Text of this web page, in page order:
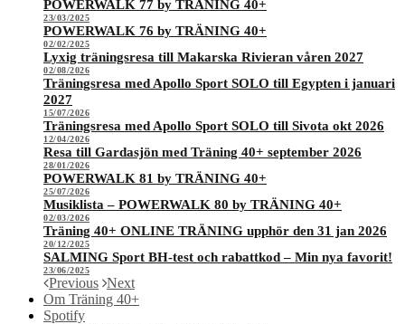
POWERWALK 77 by TRÄNING 40+
23/03/2025
POWERWALK 76 by TRÄNING 40+
02/02/2025
Lyxig träningsresa till Makarska Rivieran våren 2027
02/08/2026
Träningsresa med Apollo Sport SOLO till Egypten i januari
2027
15/07/2026
Träningsresa med Apollo Sport SOLO till Sivota okt 2026
12/04/2026
Resa till Gardasjön med Träning 40+ september 2026
28/01/2026
POWERWALK 81 by TRÄNING 40+
25/07/2026
Musiklista – POWERWALK 80 by TRÄNING 40+
02/03/2026
Träning 40+ ONLINE TRÄNING upphör den 31 jan 2026
20/12/2025
SALMING Sport BH-test och rabattkod – Min nya favorit!
23/06/2025
Previous Next
Om Träning 40+
Spotify